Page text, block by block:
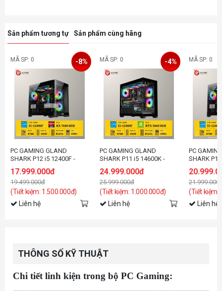
Sản phẩm tương tự Sản phẩm cùng hãng
MÃ SP: 0
PC GAMING GLAND
SHARK P12 i5 12400F -
VGA RX 7600 8GB
17.999.000đ
19.499.000đ
(Tiết kiệm: 1.500.000đ)
-8%
Liên hệ
MÃ SP: 0
PC GAMING GLAND
SHARK P11 i5 14600K -
VGA RTX 5060 8GB
24.999.000đ
25.999.000đ
(Tiết kiệm: 1.000.000đ)
-4%
Liên hệ
MÃ SP: 0
PC
SHARK
VGA RTX
(Tiết kiệm:
Liên hệ
THÔNG SỐ KỸ THUẬT
Chi tiết linh kiện trong bộ PC Gaming: